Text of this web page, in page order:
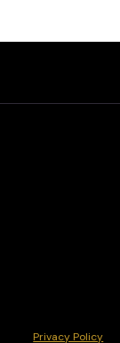
Privacy Policy